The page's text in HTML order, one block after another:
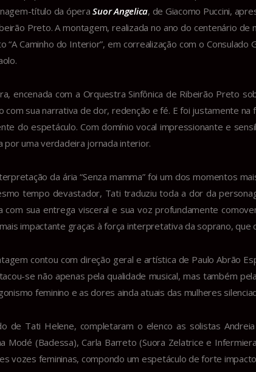
título da óperaSuor Angelica, de Giacomo Puccini,
Preto. A montagem, realizada no ano do centenário
“A Caminho do Interior”, em correalização com o
encenada com a Orquestra Sinfônica de Ribeirão Preto
com sua narrativa de dor, redenção e fé. E foi justamente
do espetáculo. Com domínio vocal impressionante e
por uma verdadeira jornada interior.
da ária “Senza mamma” foi um dos momentos
tempo devastador, Tati traduziu toda a dor da
com sua entrega visceral e sua voz profundamente
impactante graças à força interpretativa da soprano,
contou com direção geral e artística de Paulo Abrão
se não apenas pela qualidade musical, mas também
feminino e as dores ainda atuais das mulheres
de Tati Helene, completaram o elenco as solistas
Modé (Badessa), Carla Barreto (Suora Zelatrice e
vozes femininas, compondo um espetáculo de forte